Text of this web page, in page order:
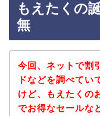
もえたくの
無
今回、ネットで割
ドなどを調べてい
けど、もえたくの
でお得なセールな